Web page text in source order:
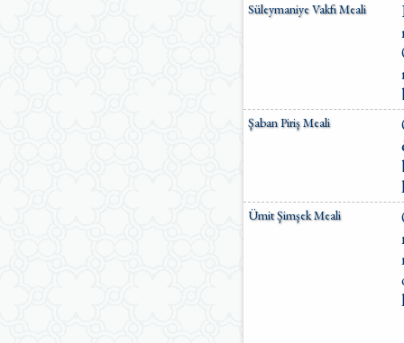
Süleymaniye Vakfı Meali
Şaban Piriş Meali
Ümit Şimşek Meali